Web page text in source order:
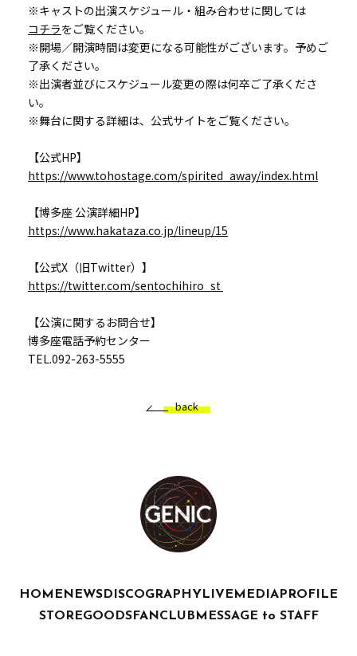
※キャストの出演スケジュール・組み合わせに関しては
コチラをご覧ください。
※開場／開演時間は変更になる可能性がございます。予めご
了承ください。
※出演者並びにスケジュール変更の際は何卒ご了承くださ
い。
※舞台に関する詳細は、公式サイトをご覧ください。
【公式HP】
https://www.tohostage.com/spirited_away/index.html
【博多座 公演詳細HP】
https://www.hakataza.co.jp/lineup/15
【公式X（旧Twitter）】
https://twitter.com/sentochihiro_st
【公演に関するお問合せ】
博多座電話予約センター
TEL.092-263-5555
back
HOME NEWS DISCOGRAPHY LIVEMEDIA PROFILE
STOREGOODSFANCLUBMESSAGE to STAFF